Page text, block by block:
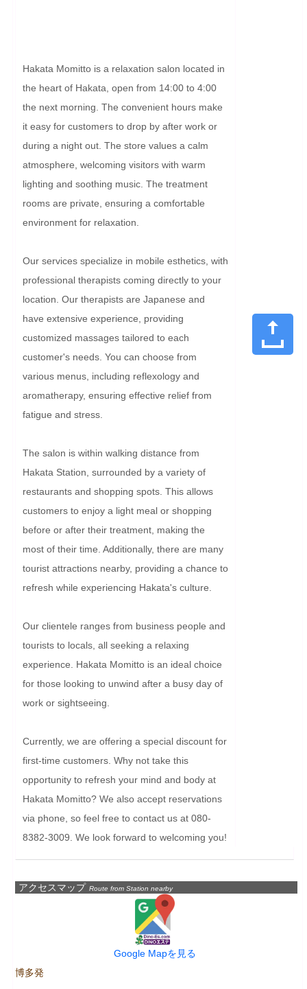
Hakata Momitto is a relaxation salon located in
the heart of Hakata, open from 14:00 to 4:00
the next morning. The convenient hours make
it easy for customers to drop by after work or
during a night out. The store values a calm
atmosphere, welcoming visitors with warm
lighting and soothing music. The treatment
rooms are private, ensuring a comfortable
environment for relaxation.
Our services specialize in mobile esthetics, with
professional therapists coming directly to your
location. Our therapists are Japanese and
have extensive experience, providing
customized massages tailored to each
customer's needs. You can choose from
various menus, including reflexology and
aromatherapy, ensuring effective relief from
fatigue and stress.
The salon is within walking distance from
Hakata Station, surrounded by a variety of
restaurants and shopping spots. This allows
customers to enjoy a light meal or shopping
before or after their treatment, making the
most of their time. Additionally, there are many
tourist attractions nearby, providing a chance to
refresh while experiencing Hakata's culture.
Our clientele ranges from business people and
tourists to locals, all seeking a relaxing
experience. Hakata Momitto is an ideal choice
for those looking to unwind after a busy day of
work or sightseeing.
Currently, we are offering a special discount for
first-time customers. Why not take this
opportunity to refresh your mind and body at
Hakata Momitto? We also accept reservations
via phone, so feel free to contact us at 080-
8382-3009. We look forward to welcoming you!
アクセスマップ Route from Station nearby
Google Mapを見る
博多発